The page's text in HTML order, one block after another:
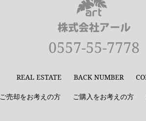
0557-55-7778
REAL ESTATE BACK NUMBER
ご売却をお考えの方 ご購入をお考えの方